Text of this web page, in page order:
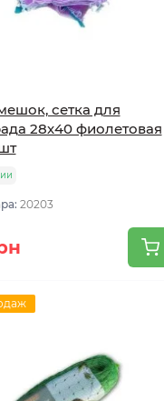
сетка для
28х40 фиолетовая
20203